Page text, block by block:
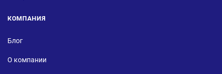
КОМПАНИЯ
Блог
О компании